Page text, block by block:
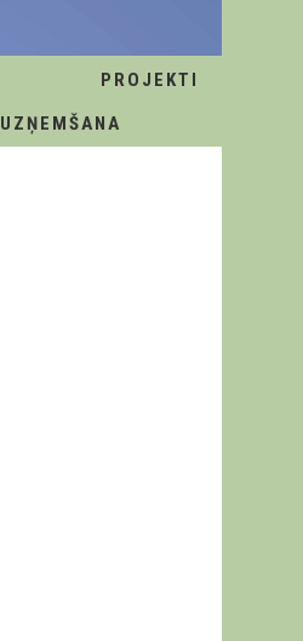
PROJEKTI
UZŅEMŠANA